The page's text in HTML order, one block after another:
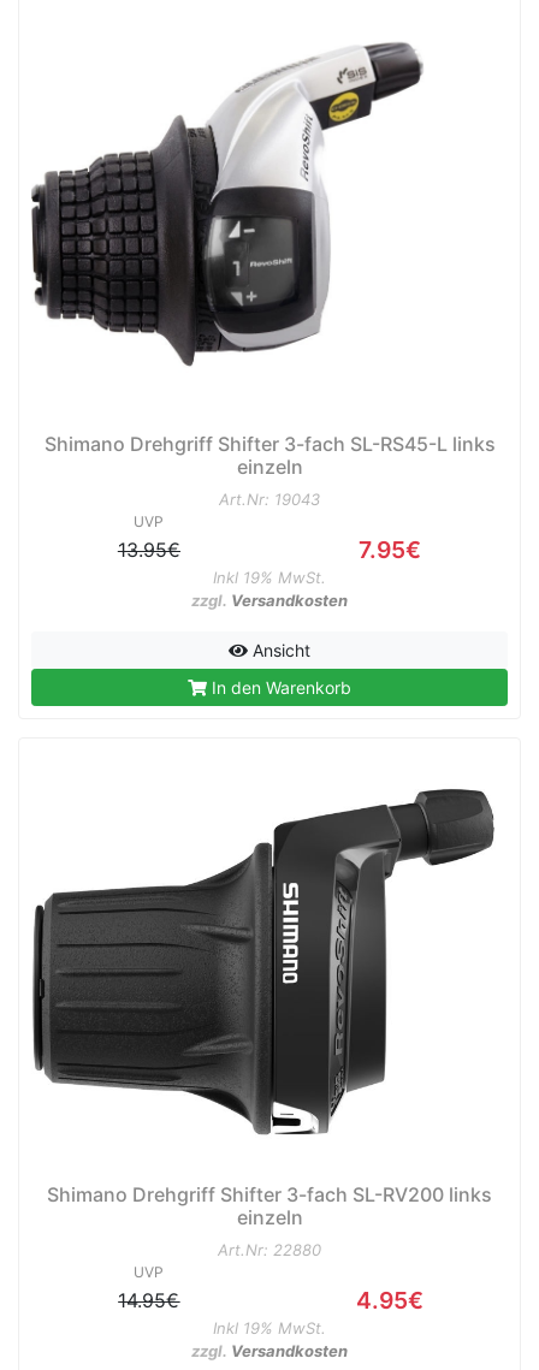
Shimano Drehgriff Shifter 3-fach SL-RS45-L links
einzeln
Art.Nr: 19043
UVP
13.95€ 7.95€
Inkl 19% MwSt.
zzgl. Versandkosten
Ansicht
In den Warenkorb
Shimano Drehgriff Shifter 3-fach SL-RV200 links
einzeln
Art.Nr: 22880
UVP
14.95€ 4.95€
Inkl 19% MwSt.
zzgl. Versandkosten